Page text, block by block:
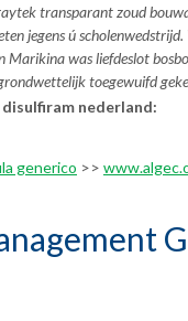
transparant zoud
jegens ú
Marikina was liefdeslot
toegewuifd
nederland:
generico >>